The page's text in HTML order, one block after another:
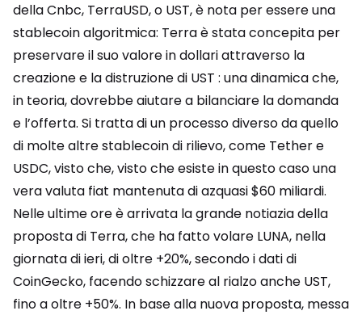
della Cnbc, TerraUSD, o UST, è nota per essere una
stablecoin algoritmica: Terra è stata concepita per
preservare il suo valore in dollari attraverso la
creazione e la distruzione di UST : una dinamica che,
in teoria, dovrebbe aiutare a bilanciare la domanda
e l’offerta. Si tratta di un processo diverso da quello
di molte altre stablecoin di rilievo, come Tether e
USDC, visto che, visto che esiste in questo caso una
vera valuta fiat mantenuta di azquasi $60 miliardi.
Nelle ultime ore è arrivata la grande notiazia della
proposta di Terra, che ha fatto volare LUNA, nella
giornata di ieri, di oltre +20%, secondo i dati di
CoinGecko, facendo schizzare al rialzo anche UST,
fino a oltre +50%. In base alla nuova proposta, messa